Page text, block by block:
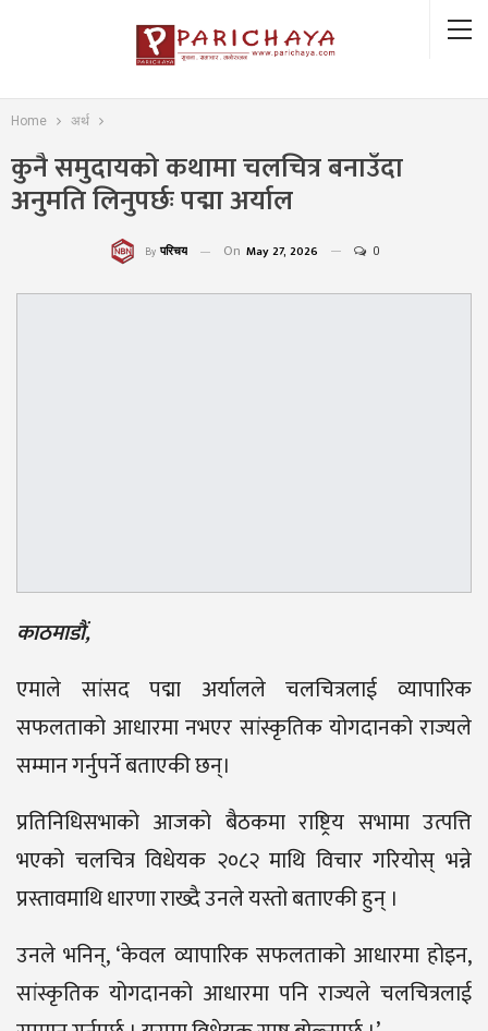
Home अर्थ
कुनै समुदायको कथामा चलचित्र बनाउँदा
अनुमति लिनुपर्छः पद्मा अर्याल
By परिचय On May 27, 2026 0
काठमाडौं,
एमाले सांसद पद्मा अर्यालले चलचित्रलाई व्यापारिक
सफलताको आधारमा नभएर सांस्कृतिक योगदानको राज्यले
सम्मान गर्नुपर्ने बताएकी छन्।
प्रतिनिधिसभाको आजको बैठकमा राष्ट्रिय सभामा उत्पत्ति
भएको चलचित्र विधेयक २०८२ माथि विचार गरियोस् भन्ने
प्रस्तावमाथि धारणा राख्दै उनले यस्तो बताएकी हुन् ।
उनले भनिन्, ‘केवल व्यापारिक सफलताको आधारमा होइन,
सांस्कृतिक योगदानको आधारमा पनि राज्यले चलचित्रलाई